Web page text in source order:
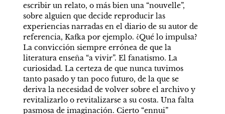
escribir un relato, o más bien una “nouvelle”,
sobre alguien que decide reproducir las
experiencias narradas en el diario de su autor de
referencia, Kafka por ejemplo. ¿Qué lo impulsa?
La convicción siempre errónea de que la
literatura enseña “a vivir”. El fanatismo. La
curiosidad. La certeza de que nunca tuvimos
tanto pasado y tan poco futuro, de la que se
deriva la necesidad de volver sobre el archivo y
revitalizarlo o revitalizarse a su costa. Una falta
pasmosa de imaginación. Cierto “ennui”